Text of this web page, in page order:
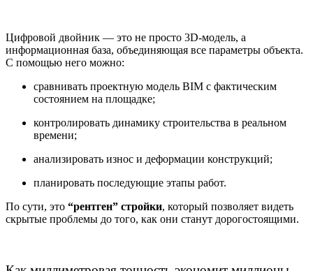
Цифровой двойник — это не просто 3D-модель, а
информационная база, объединяющая все параметры объекта.
С помощью него можно:
сравнивать проектную модель BIM с фактическим
состоянием на площадке;
контролировать динамику строительства в реальном
времени;
анализировать износ и деформации конструкций;
планировать последующие этапы работ.
По сути, это “рентген” стройки, который позволяет видеть
скрытые проблемы до того, как они станут дорогостоящими.